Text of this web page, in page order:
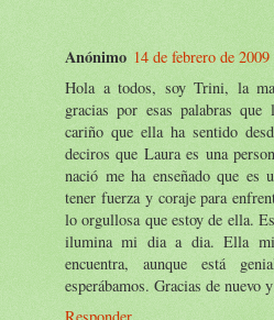
Anónimo 14 de febrero de
Hola a todos, soy Trini, la
gracias por esas palabras
cariño que ella ha sentido
deciros que Laura es una
nació me ha enseñado que es
tener fuerza y coraje para
lo orgullosa que estoy de ella.
ilumina mi dia a dia. Ella
encuentra, aunque está
esperábamos. Gracias de nuevo
Responder